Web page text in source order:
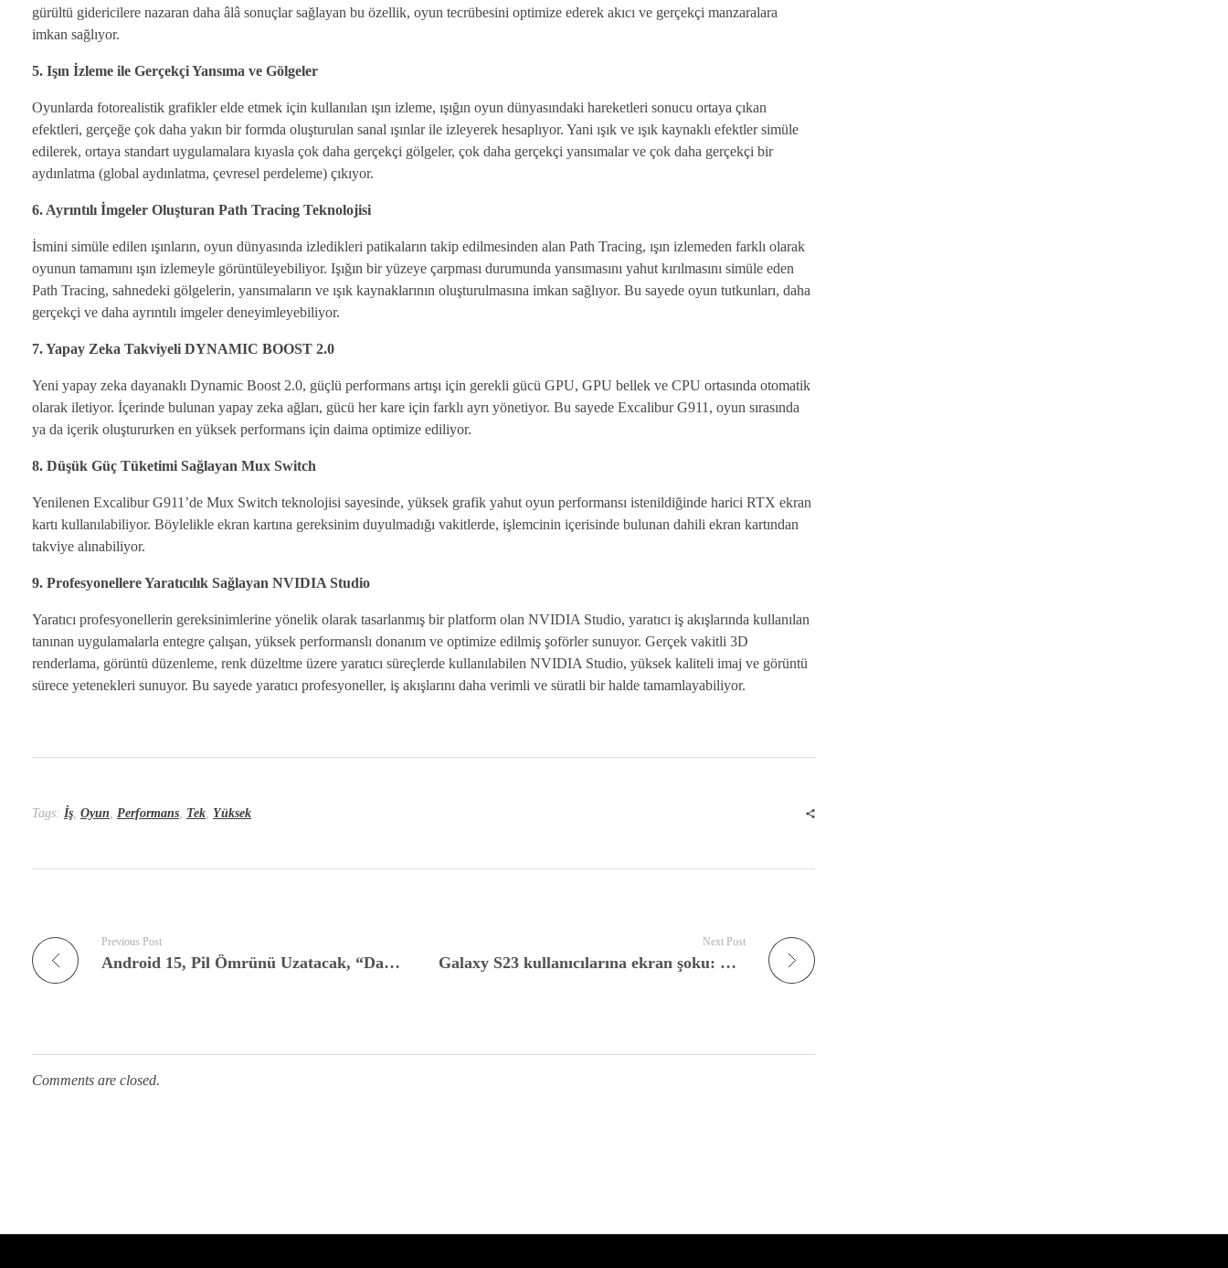
gürültü gidericilere nazaran daha âlâ sonuçlar sağlayan bu özellik, oyun tecrübesini optimize ederek akıcı ve gerçekçi manzaralara
imkan sağlıyor.
5. Işın İzleme ile Gerçekçi Yansıma ve Gölgeler
Oyunlarda fotorealistik grafikler elde etmek için kullanılan ışın izleme, ışığın oyun dünyasındaki hareketleri sonucu ortaya çıkan
efektleri, gerçeğe çok daha yakın bir formda oluşturulan sanal ışınlar ile izleyerek hesaplıyor. Yani ışık ve ışık kaynaklı efektler simüle
edilerek, ortaya standart uygulamalara kıyasla çok daha gerçekçi gölgeler, çok daha gerçekçi yansımalar ve çok daha gerçekçi bir
aydınlatma (global aydınlatma, çevresel perdeleme) çıkıyor.
6. Ayrıntılı İmgeler Oluşturan Path Tracing Teknolojisi
İsmini simüle edilen ışınların, oyun dünyasında izledikleri patikaların takip edilmesinden alan Path Tracing, ışın izlemeden farklı olarak
oyunun tamamını ışın izlemeyle görüntüleyebiliyor. Işığın bir yüzeye çarpması durumunda yansımasını yahut kırılmasını simüle eden
Path Tracing, sahnedeki gölgelerin, yansımaların ve ışık kaynaklarının oluşturulmasına imkan sağlıyor. Bu sayede oyun tutkunları, daha
gerçekçi ve daha ayrıntılı imgeler deneyimleyebiliyor.
7. Yapay Zeka Takviyeli DYNAMIC BOOST 2.0
Yeni yapay zeka dayanaklı Dynamic Boost 2.0, güçlü performans artışı için gerekli gücü GPU, GPU bellek ve CPU ortasında otomatik
olarak iletiyor. İçerinde bulunan yapay zeka ağları, gücü her kare için farklı ayrı yönetiyor. Bu sayede Excalibur G911, oyun sırasında
ya da içerik oluştururken en yüksek performans için daima optimize ediliyor.
8. Düşük Güç Tüketimi Sağlayan Mux Switch
Yenilenen Excalibur G911’de Mux Switch teknolojisi sayesinde, yüksek grafik yahut oyun performansı istenildiğinde harici RTX ekran
kartı kullanılabiliyor. Böylelikle ekran kartına gereksinim duyulmadığı vakitlerde, işlemcinin içerisinde bulunan dahili ekran kartından
takviye alınabiliyor.
9. Profesyonellere Yaratıcılık Sağlayan NVIDIA Studio
Yaratıcı profesyonellerin gereksinimlerine yönelik olarak tasarlanmış bir platform olan NVIDIA Studio, yaratıcı iş akışlarında kullanılan
tanınan uygulamalarla entegre çalışan, yüksek performanslı donanım ve optimize edilmiş şoförler sunuyor. Gerçek vakitli 3D
renderlama, görüntü düzenleme, renk düzeltme üzere yaratıcı süreçlerde kullanılabilen NVIDIA Studio, yüksek kaliteli imaj ve görüntü
sürece yetenekleri sunuyor. Bu sayede yaratıcı profesyoneller, iş akışlarını daha verimli ve süratli bir halde tamamlayabiliyor.
Tags: İş, Oyun, Performans, Tek, Yüksek
Previous Post
Android 15, Pil Ömrünü Uzatacak, “Daha Evvel Neden Yoktu?” Dedirten Bir Özellik Getiriyor
Next Post
Galaxy S23 kullanıcılarına ekran şoku: One UI 6.1, birtakım S23’leri bozdu
Comments are closed.